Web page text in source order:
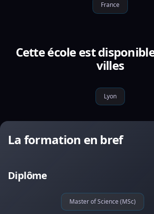
France
Cette école est
villes
Lyon
La formation en bref
Diplôme
Master of Science (MSc)